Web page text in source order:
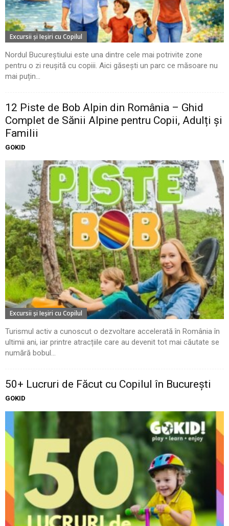
Excursii şi Ieşiri cu Copilul
Nordul Bucureștiului este una dintre cele mai potrivite zone
pentru o zi reușită cu copiii. Aici găsești un parc ce măsoare nu
mai puțin...
12 Piste de Bob Alpin din România – Ghid
Complet de Sănii Alpine pentru Copii, Adulți și
Familii
GOKID
Excursii şi Ieşiri cu Copilul
Turismul activ a cunoscut o dezvoltare accelerată în România în
ultimii ani, iar printre atracțiile care au devenit tot mai căutate se
numără bobul...
50+ Lucruri de Făcut cu Copilul în București
GOKID